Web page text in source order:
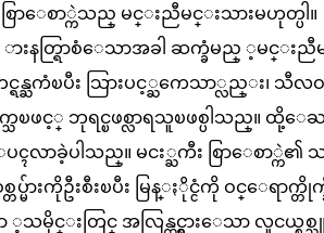
စြာေစာ္ကဲသည္ မင္းညီမင္းသားမဟုတ္ပါ။
ားနတ္ရြာစံေသာအခါ ဆက္ခံမည္ ့မင္းညီ
ႀကံၿပီး သြားပင့္ႀကေသာ္လည္း၊ သီလ
ၿဖင့္ ဘုရင္ၿဖစ္လာရသူၿဖစ္ပါသည္။ ထို့ေ
လာခဲ့ပါသည္။ မငး္ႀကီး စြာေစာ္ကဲ၏ သ
ပ္မ်ားကိုဦးစီးၿပီး မြန္ႏိုင္ငံကို ဝင္ေရာက္တို
မိုင္းတြင္ အလြန္ထင္ရွားေသာ လူငယ္စစ္သူ